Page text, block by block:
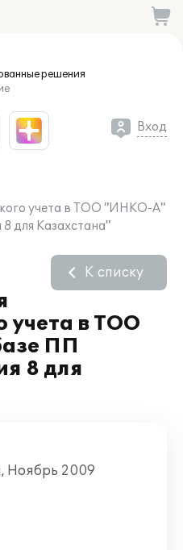
решения
Вход
учета в ТОО "ИНКО-А"
для Казахстана"
учета в ТОО
ПП
8 для
К списку
Ноябрь 2009